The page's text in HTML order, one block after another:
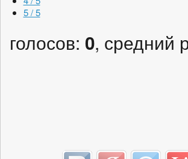
5 / 5
голосов: 0, средний